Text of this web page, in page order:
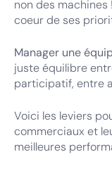
non des machines
coeur de ses
Manager une
juste équilibre
participatif, entre
Voici les leviers
commerciaux et
meilleures